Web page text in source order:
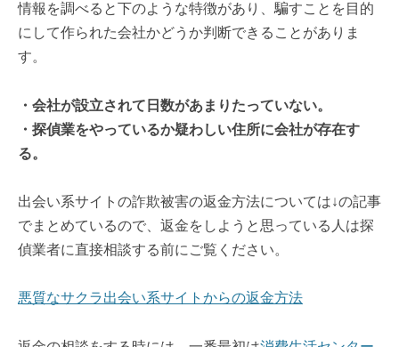
情報を調べると下のような特徴があり、騙すことを目的
にして作られた会社かどうか判断できることがありま
す。
・会社が設立されて日数があまりたっていない。
・探偵業をやっているか疑わしい住所に会社が存在す
る。
出会い系サイトの詐欺被害の返金方法については↓の記事
でまとめているので、返金をしようと思っている人は探
偵業者に直接相談する前にご覧ください。
悪質なサクラ出会い系サイトからの返金方法